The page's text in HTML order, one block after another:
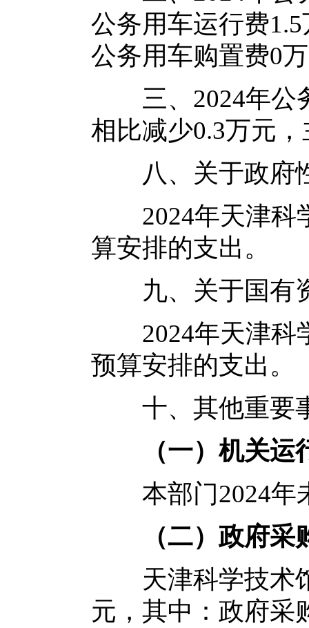
公务用车运行费
公务用车购置费0
三、2024年公务
相比减少0.3万元
八、关于政府性
2024年天津科
算安排的支出。
九、关于国有资
2024年天津科
预算安排的支出。
十、其他重要
（一）机关运
本部门2024年
（二）政府采
天津科学技术馆
元，其中：政府采